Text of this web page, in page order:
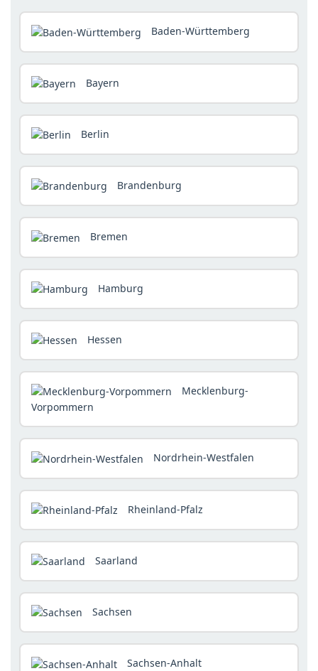
Baden-Württemberg
Bayern
Berlin
Brandenburg
Bremen
Hamburg
Hessen
Mecklenburg-
Vorpommern
Nordrhein-Westfalen
Rheinland-Pfalz
Saarland
Sachsen
Sachsen-Anhalt